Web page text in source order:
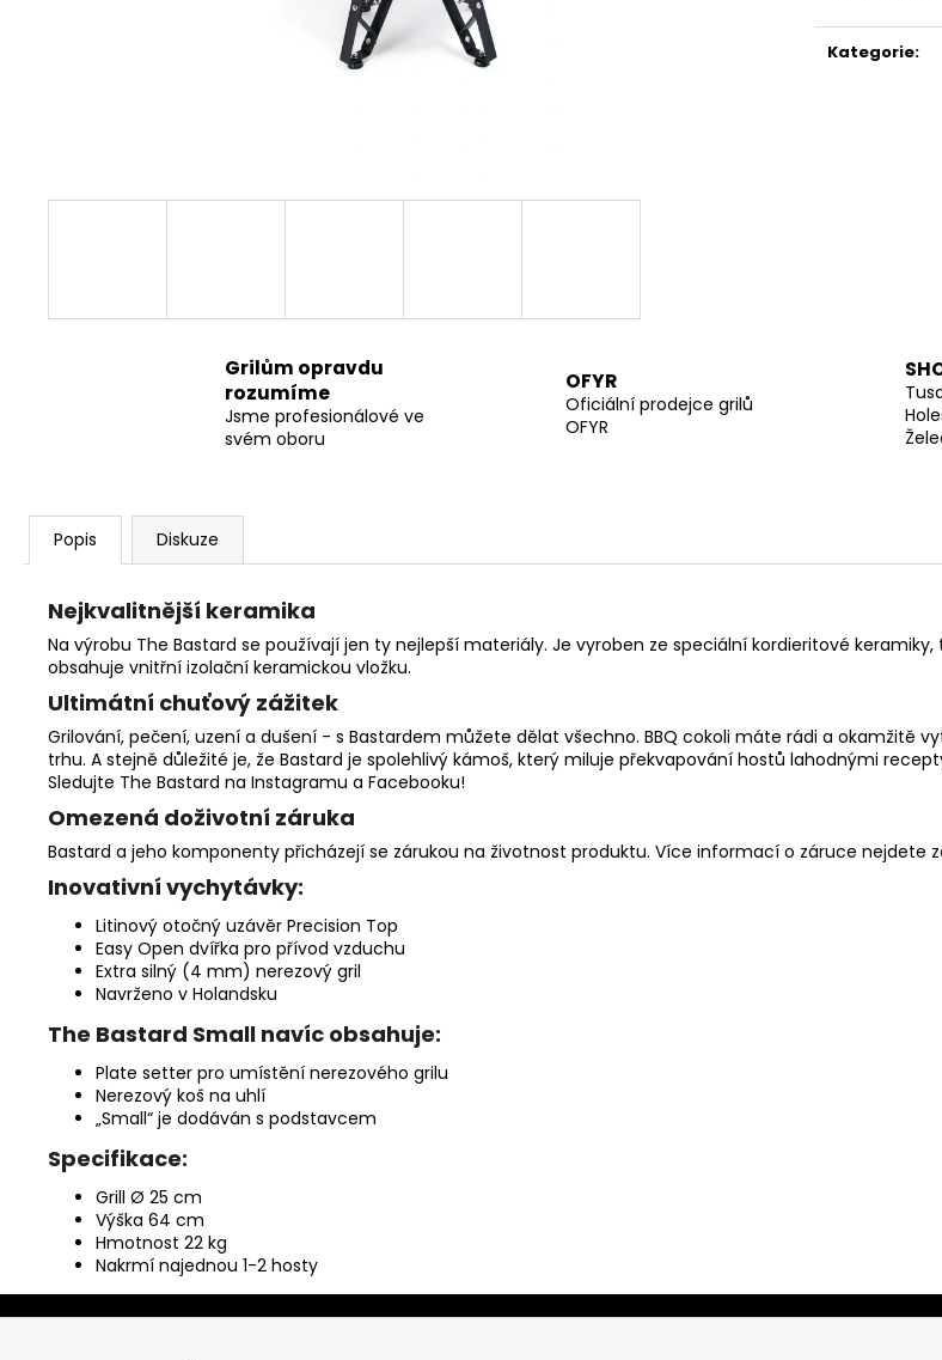
cena:
Kategorie:
Grilům opravdu
rozumíme
Jsme profesionálové ve
svém oboru
OFYR
Oficiální prodejce grilů
OFYR
Popis Diskuze
Nejkvalitnější keramika
Na výrobu The Bastard se používají jen ty nejlepší materiály. Je vyroben ze speciální kordieritové
obsahuje vnitřní izolační keramickou vložku.
Ultimátní chuťový zážitek
Grilování, pečení, uzení a dušení - s Bastardem můžete dělat všechno. BBQ cokoli máte rádi a okamžitě
trhu. A stejně důležité je, že Bastard je spolehlivý kámoš, který miluje překvapování hostů lahodnými
Sledujte The Bastard na Instagramu a Facebooku!
Omezená doživotní záruka
Bastard a jeho komponenty přicházejí se zárukou na životnost produktu. Více informací o záruce nejdete
Inovativní vychytávky:
Litinový otočný uzávěr Precision Top
Easy Open dvířka pro přívod vzduchu
Extra silný (4 mm) nerezový gril
Navrženo v Holandsku
The Bastard Small navíc obsahuje:
Plate setter pro umístění nerezového grilu
Nerezový koš na uhlí
„Small“ je dodáván s podstavcem
Specifikace:
Grill Ø 25 cm
Výška 64 cm
Hmotnost 22 kg
Nakrmí najednou 1-2 hosty
Z